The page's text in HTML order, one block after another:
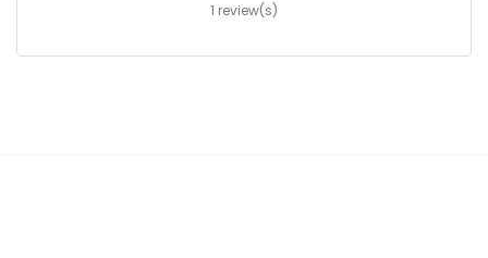
1 review(s)